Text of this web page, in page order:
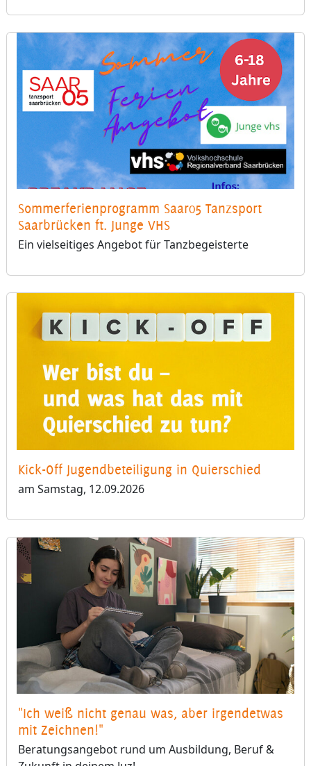
Sommerferienprogramm Saar05 Tanzsport
Saarbrücken ft. Junge VHS
Ein vielseitiges Angebot für Tanzbegeisterte
Kick-Off Jugendbeteiligung in Quierschied
am Samstag, 12.09.2026
"Ich weiß nicht genau was, aber irgendetwas
mit Zeichnen!"
Beratungsangebot rund um Ausbildung, Beruf &